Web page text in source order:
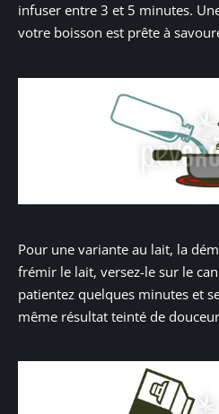
infuser entre 3 et 5 minutes.
votre boisson est prête à
Pour une variante au lait, la
frémir le lait, versez-le sur le
patientez quelques minutes et
même résultat teinté de